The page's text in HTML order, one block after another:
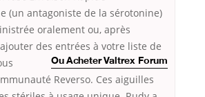
(un antagoniste de la sérotonine)
oralement ou, après
des entrées à votre liste de
Ou Acheter Valtrex Forum
Reverso. Ces aiguilles